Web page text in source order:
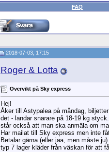
FAQ
2018-07-03, 17:15
Roger & Lotta
Övervikt på Sky express
Hej!
Åker till Astypalea på måndag,
det - landar snarare på 18-19 kg
står också att man ska anmäla om
Har mailat till Sky express men inte
Betalar gärna (eller jaa, men måste
typ 7 lager kläder från väskan för att